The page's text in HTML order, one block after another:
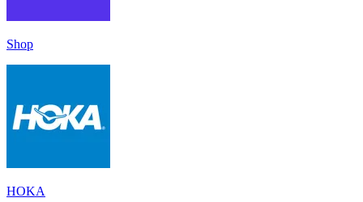
Shop
HOKA